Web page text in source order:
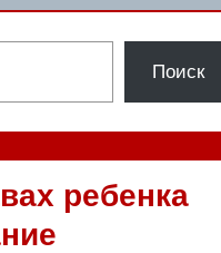
Поиск
ребенка